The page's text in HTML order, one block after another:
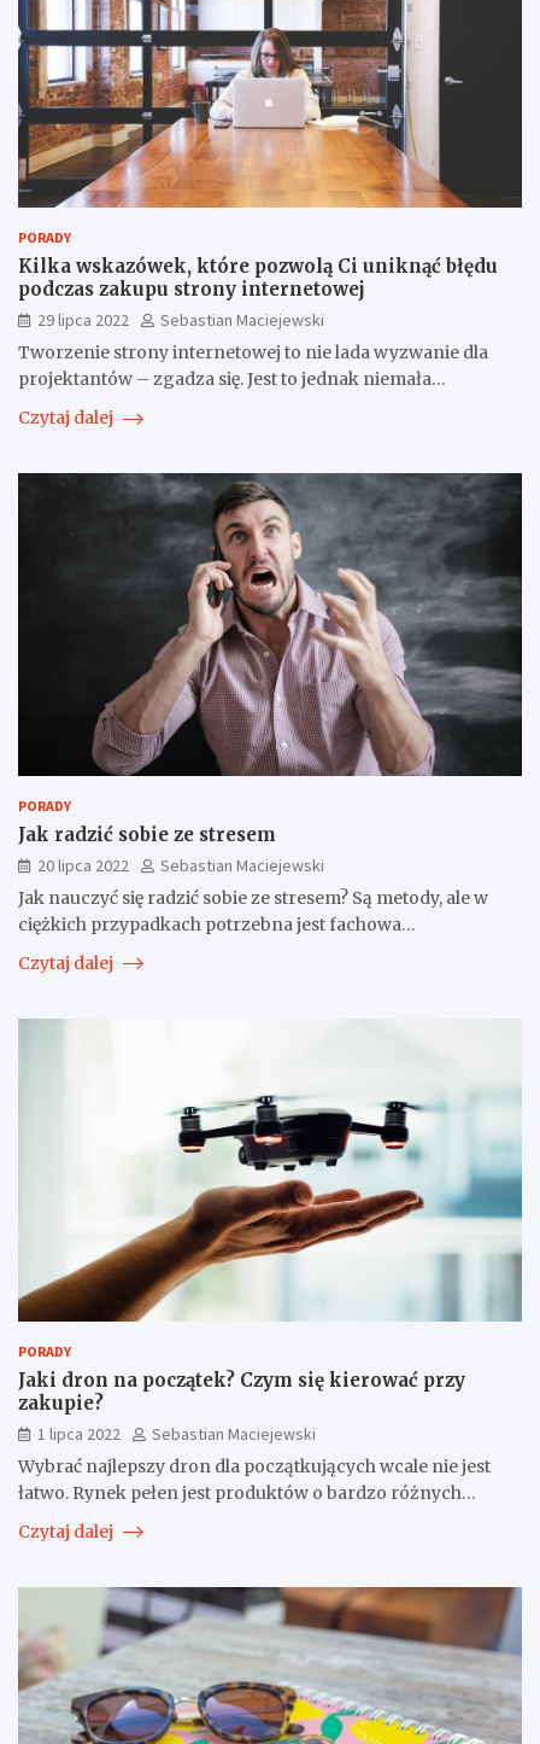
PORADY
Kilka wskazówek, które pozwolą Ci uniknąć błędu
podczas zakupu strony internetowej
29 lipca 2022
Sebastian Maciejewski
Tworzenie strony internetowej to nie lada wyzwanie dla
projektantów – zgadza się. Jest to jednak niemała…
Czytaj dalej
PORADY
Jak radzić sobie ze stresem
20 lipca 2022
Sebastian Maciejewski
Jak nauczyć się radzić sobie ze stresem? Są metody, ale w
ciężkich przypadkach potrzebna jest fachowa…
Czytaj dalej
PORADY
Jaki dron na początek? Czym się kierować przy
zakupie?
1 lipca 2022
Sebastian Maciejewski
Wybrać najlepszy dron dla początkujących wcale nie jest
łatwo. Rynek pełen jest produktów o bardzo różnych…
Czytaj dalej